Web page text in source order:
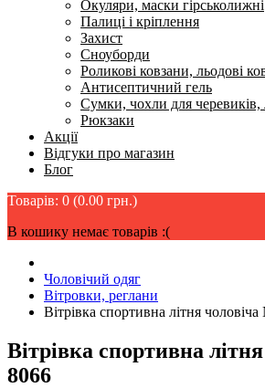
Окуляри, маски гірськолижні
Палиці і кріплення
Захист
Сноуборди
Роликові ковзани, льодові
Антисептичний гель
Сумки, чохли для черевиків,
Рюкзаки
Акції
Відгуки про магазин
Блог
Товарів: 0 (0.00 грн.)
В кошику немає товарів :(
Чоловічий одяг
Вітровки, реглани
Вітрівка спортивна літня
Вітрівка спортивна
8066